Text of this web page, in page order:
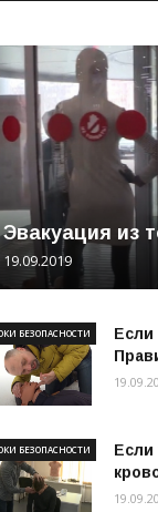
Эвакуация из
19.09.2019
Если
БЕЗОПАСНОСТИ
Если
БЕЗОПАСНОСТИ